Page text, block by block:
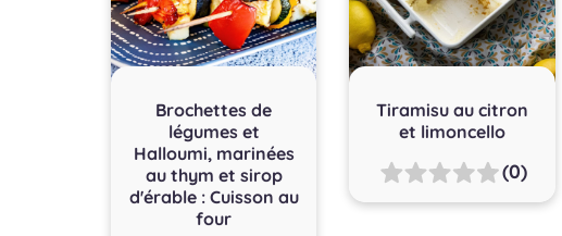
Brochettes de
légumes et
Halloumi, marinées
au thym et sirop
d'érable : Cuisson au
four
Tiramisu au citron
et limoncello
(0)